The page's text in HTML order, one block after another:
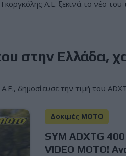
Α.Ε. ξεκινά το νέο του
στην Ελλάδα,
δημοσίευσε την τιμή του
Δοκιμές ΜΟΤΟ
SYM ADXTG
VIDEO MOTO!